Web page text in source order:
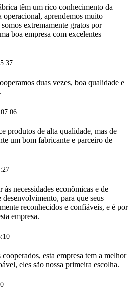
têm um rico conhecimento da
operacional, aprendemos muito
extremamente gratos por
boa empresa com excelentes
duas vezes, boa qualidade e
produtos de alta qualidade, mas de
um bom fabricante e parceiro de
necessidades econômicas e de
desenvolvimento, para que seus
reconhecidos e confiáveis, e é por
empresa.
cooperados, esta empresa tem a melhor
eles são nossa primeira escolha.